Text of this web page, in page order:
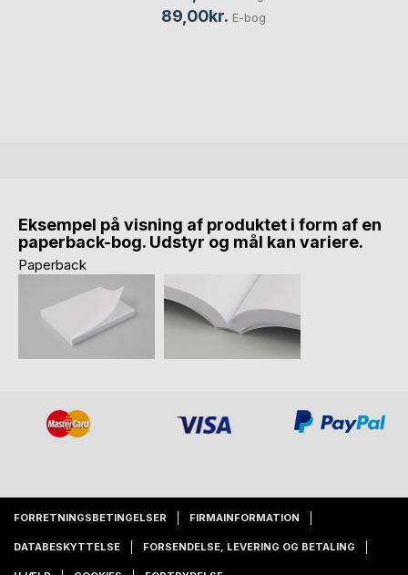
89,00kr. E-bog
Eksempel på visning af produktet i form af en
paperback-bog. Udstyr og mål kan variere.
Paperback
FORRETNINGSBETINGELSER FIRMAINFORMATION
DATABESKYTTELSE FORSENDELSE, LEVERING OG BETALING